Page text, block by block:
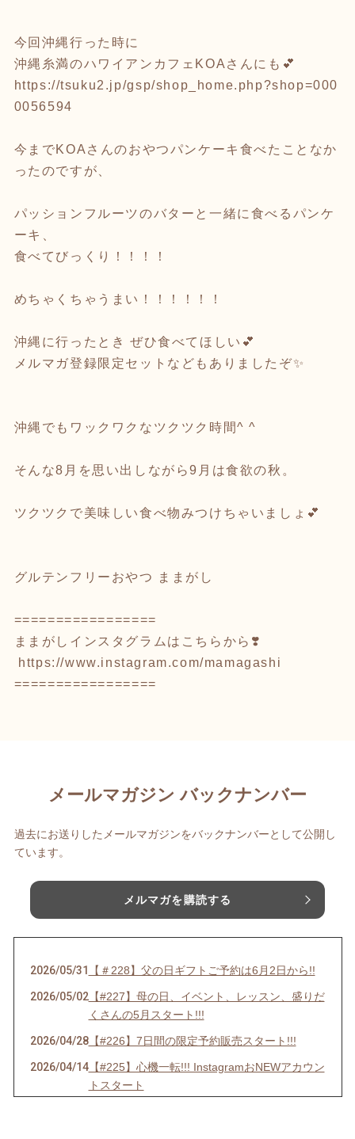
今回沖縄行った時に
沖縄糸満のハワイアンカフェKOAさんにも💕
https://tsuku2.jp/gsp/shop_home.php?shop=000
0056594
今までKOAさんのおやつパンケーキ食べたことなか
ったのですが、
パッションフルーツのバターと一緒に食べるパンケ
ーキ、
食べてびっくり！！！！
めちゃくちゃうまい！！！！！！
沖縄に行ったとき ぜひ食べてほしい💕
メルマガ登録限定セットなどもありましたぞ✨
沖縄でもワックワクなツクツク時間^ ^
そんな8月を思い出しながら9月は食欲の秋。
ツクツクで美味しい食べ物みつけちゃいましょ💕
グルテンフリーおやつ ままがし
=================
ままがしインスタグラムはこちらから❣️
https://www.instagram.com/mamagashi
=================
メールマガジン バックナンバー
過去にお送りしたメールマガジンをバックナンバーとして公開し
ています。
メルマガを購読する
2026/05/31 【＃228】父の日ギフトご予約は6月2日から!!
2026/05/02【#227】母の日、イベント、レッスン、盛りだ
くさんの5月スタート!!!
2026/04/28【#226】7日間の限定予約販売スタート!!!
2026/04/14【#225】心機一転!!! InstagramおNEWアカウン
トスタート